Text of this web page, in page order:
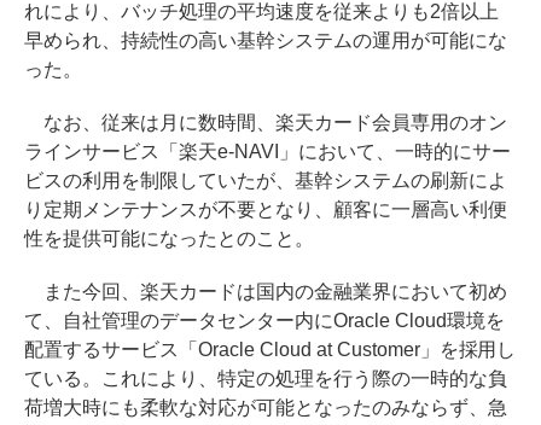
れにより、バッチ処理の平均速度を従来よりも2倍以上
早められ、持続性の高い基幹システムの運用が可能にな
った。
なお、従来は月に数時間、楽天カード会員専用のオン
ラインサービス「楽天e-NAVI」において、一時的にサー
ビスの利用を制限していたが、基幹システムの刷新によ
り定期メンテナンスが不要となり、顧客に一層高い利便
性を提供可能になったとのこと。
また今回、楽天カードは国内の金融業界において初め
て、自社管理のデータセンター内にOracle Cloud環境を
配置するサービス「Oracle Cloud at Customer」を採用し
ている。これにより、特定の処理を行う際の一時的な負
荷増大時にも柔軟な対応が可能となったのみならず、急